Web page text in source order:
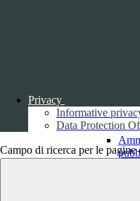
Privacy
Informative
Data Protection
Campo di ricerca per le pagine